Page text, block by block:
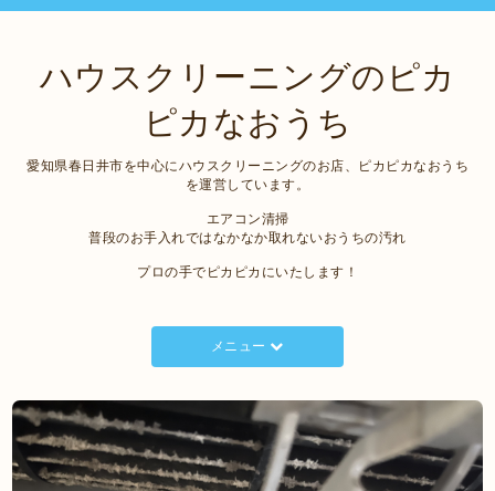
ハウスクリーニングのピカ
ピカなおうち
愛知県春日井市を中心にハウスクリーニングのお店、ピカピカなおうち
を運営しています。
エアコン清掃
普段のお手入れではなかなか取れないおうちの汚れ
プロの手でピカピカにいたします！
メニュー